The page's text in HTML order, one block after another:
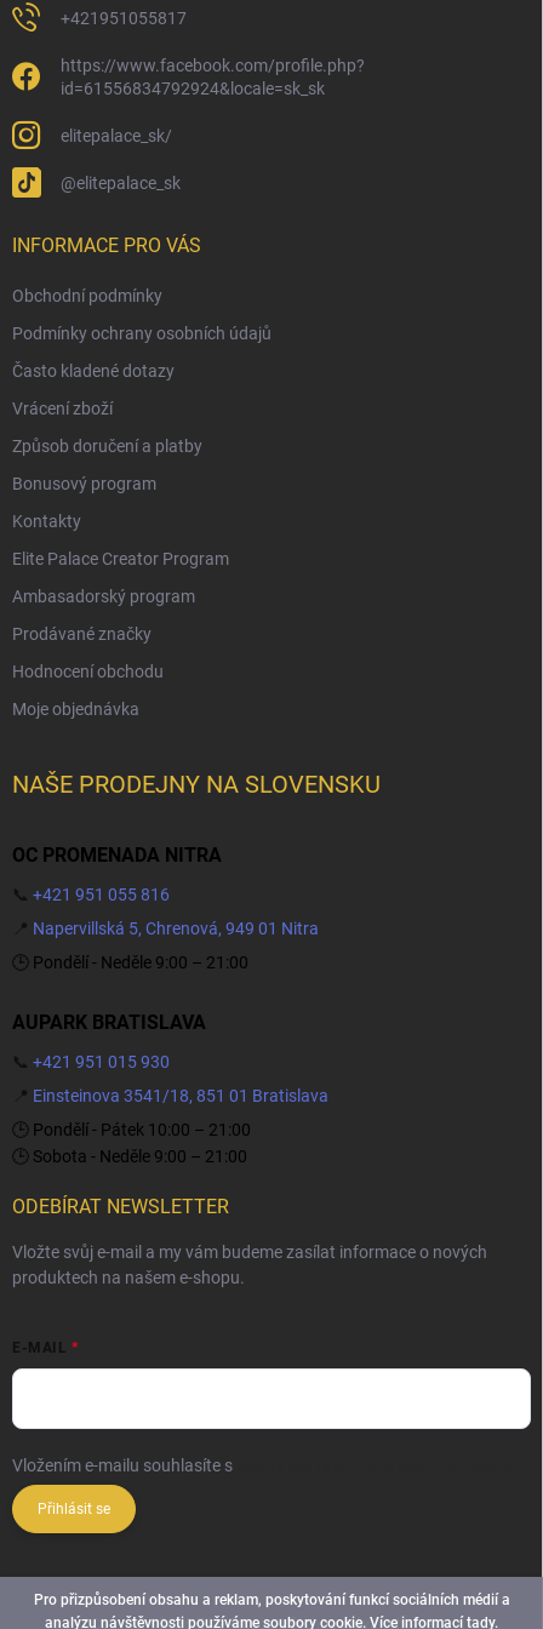
Pro přizpůsobení obsahu a reklam, poskytování funkcí sociálních médií a
analýzu návštěvnosti používáme soubory cookie. Více informacítady.
+421951055817
https://www.facebook.com/profile.php?
id=61556834792924&locale=sk_sk
elitepalace_sk/
@elitepalace_sk
INFORMACE PRO VÁS
Obchodní podmínky
Podmínky ochrany osobních údajů
Často kladené dotazy
Vrácení zboží
Způsob doručení a platby
Bonusový program
Kontakty
Elite Palace Creator Program
Ambasadorský program
Prodávané značky
Hodnocení obchodu
Moje objednávka
NAŠE PRODEJNY NA SLOVENSKU
OC PROMENADA NITRA
📞 +421 951 055 816
📍 Napervillská 5, Chrenová, 949 01 Nitra
🕒 Pondělí - Neděle 9:00 – 21:00
AUPARK BRATISLAVA
📞 +421 951 015 930
📍 Einsteinova 3541/18, 851 01 Bratislava
🕒 Pondělí - Pátek 10:00 – 21:00
🕒 Sobota - Neděle 9:00 – 21:00
ODEBÍRAT NEWSLETTER
Vložte svůj e-mail a my vám budeme zasílat informace o nových
produktech na našem e-shopu.
E-MAIL
Vložením e-mailu souhlasíte s
Přihlásit se
Copyright 2026Elite Palace. Všechna práva vyhrazena.